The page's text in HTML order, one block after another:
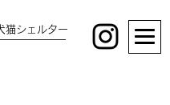
猫シェルター